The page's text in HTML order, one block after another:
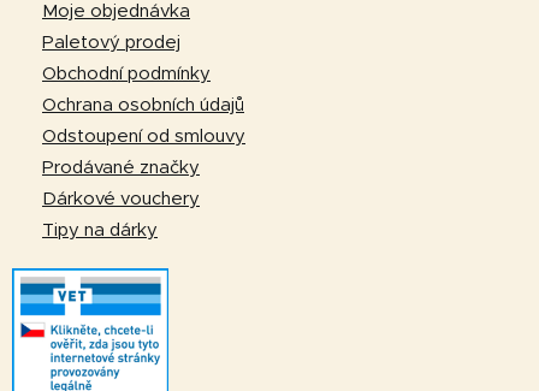
Moje objednávka
Paletový prodej
Obchodní podmínky
Ochrana osobních údajů
Odstoupení od smlouvy
Prodávané značky
Dárkové vouchery
Tipy na dárky